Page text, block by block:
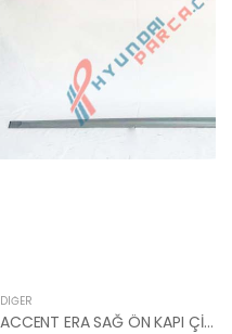
DIĞER
ACCENT ERA SAĞ ÖN KAPI ÇİTASI 87722-1E000-YS